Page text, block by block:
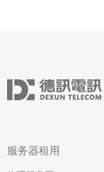
服务器租用